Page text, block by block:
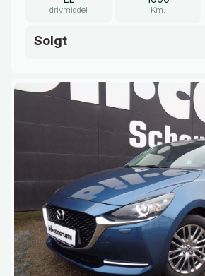
drivmiddel Km.
Solgt